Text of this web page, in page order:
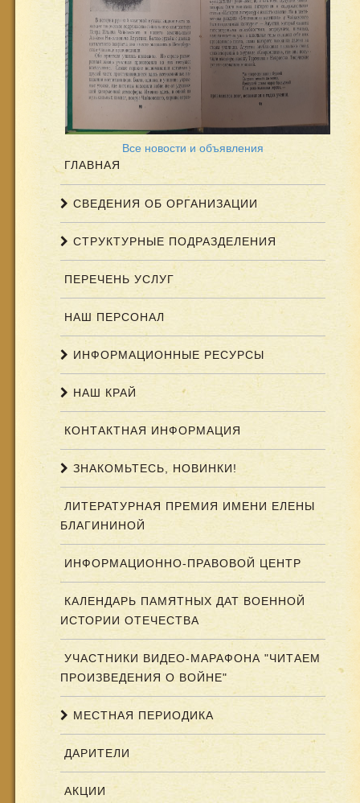
Все новости и объявления
ГЛАВНАЯ
СВЕДЕНИЯ ОБ ОРГАНИЗАЦИИ
СТРУКТУРНЫЕ ПОДРАЗДЕЛЕНИЯ
ПЕРЕЧЕНЬ УСЛУГ
НАШ ПЕРСОНАЛ
ИНФОРМАЦИОННЫЕ РЕСУРСЫ
НАШ КРАЙ
КОНТАКТНАЯ ИНФОРМАЦИЯ
ЗНАКОМЬТЕСЬ, НОВИНКИ!
ЛИТЕРАТУРНАЯ ПРЕМИЯ ИМЕНИ ЕЛЕНЫ
БЛАГИНИНОЙ
ИНФОРМАЦИОННО-ПРАВОВОЙ ЦЕНТР
КАЛЕНДАРЬ ПАМЯТНЫХ ДАТ ВОЕННОЙ
ИСТОРИИ ОТЕЧЕСТВА
УЧАСТНИКИ ВИДЕО-МАРАФОНА "ЧИТАЕМ
ПРОИЗВЕДЕНИЯ О ВОЙНЕ"
МЕСТНАЯ ПЕРИОДИКА
ДАРИТЕЛИ
АКЦИИ